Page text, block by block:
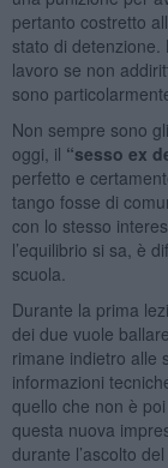
pertanto costretto
stato di
lavoro se non
sono
Non sempre sono
oggi, il “sesso ex
perfetto e
tango fosse di
con lo stesso
l’equilibrio si sa, è
scuola.
Durante la prima
dei due vuole
rimane indietro alle
informazioni
quello che non è
questa nuova
durante l’ascolto